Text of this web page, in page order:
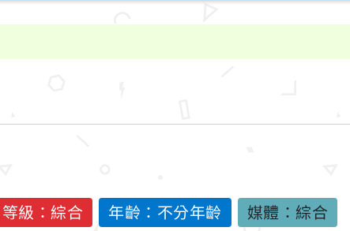
等級：綜合 年齡：不分年齡 媒體：綜合